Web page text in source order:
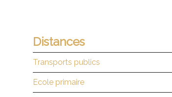
Distances
Transports publics
Ecole primaire